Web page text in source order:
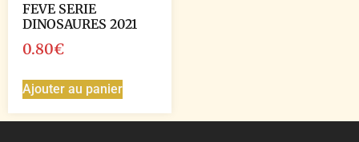
FEVE SERIE
DINOSAURES 2021
0.80€
Ajouter au panier